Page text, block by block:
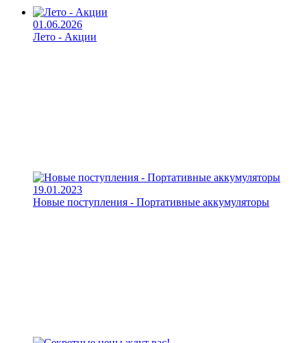
01.06.2026
Лето - Акции
19.01.2023
Новые поступления - Портативные аккумуляторы